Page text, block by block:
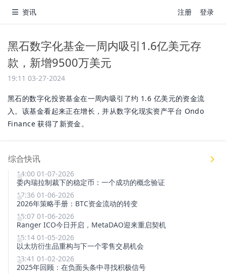
资讯 注册 登录
黑石数字化基金一周内吸引1.6亿美元存
款，新增9500万美元
19:11 03-27-2024
黑石的数字化投资基金在一周内吸引了约 1.6 亿美元的资金流
入。该基金看起来正在增长，并从数字化现实资产平台 Ondo
Finance 获得了新资金。
综合快讯
14:00 01-07-2026
委内瑞拉制裁下的稳定币：一个成功的概念验证
17:36 01-06-2026
2026年策略手册：BTC资金流动的转变
15:07 01-06-2026
Ranger ICO今日开启，MetaDAO迎来重启契机
15:14 01-05-2026
以太坊衍生品重构与下一个零售交易机会
23:41 01-02-2026
2025年回顾：在负面头条中寻找积极信号